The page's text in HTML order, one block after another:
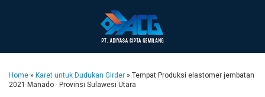
Home » Karet untuk Dudukan Girder » Tempat Produksi elastomer jembatan
2021 Manado - Provinsi Sulawesi Utara